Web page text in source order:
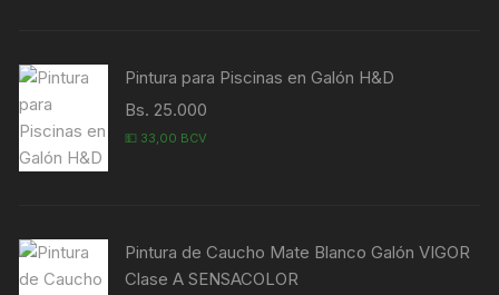
Pintura para Piscinas en Galón H&D
Bs. 25.000
💵 33,00 BCV
Pintura de Caucho Mate Blanco Galón VIGOR
Clase A SENSACOLOR